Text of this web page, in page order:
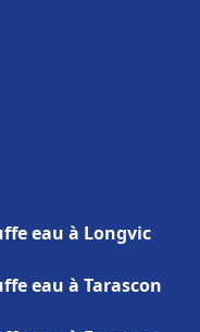
eau à Longvic
eau à Tarascon